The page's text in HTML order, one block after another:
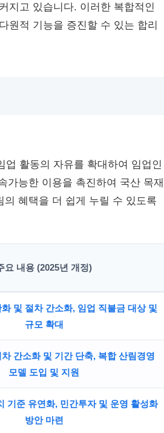
지고 있습니다. 이러한 복합적인
원적 기능을 증진할 수 있는 합리
활동의 자유를 확대하여 임업인
가능한 이용을 촉진하여 국산 목재
혜택을 더 쉽게 누릴 수 있도록
요 내용 (2025년 개정)
및 절차 간소화, 임업 직불금 대상 및
규모 확대
간소화 및 기간 단축, 복합 산림경영
모델 도입 및 지원
기준 유연화, 민간투자 및 운영 활성화
방안 마련